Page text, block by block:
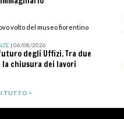
volto del museo fiorentino
| 06/08/2026
degli Uffizi. Tra due
la chiusura dei lavori
TUTTO >